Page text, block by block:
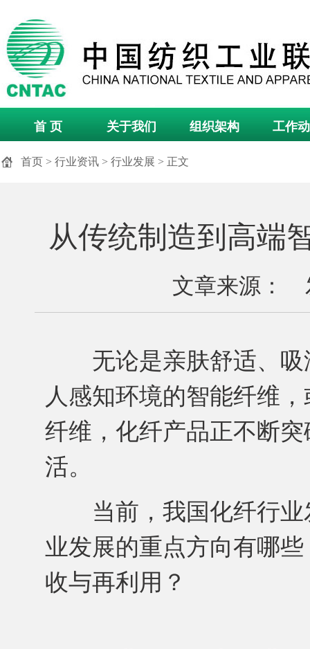
首 页 关于我们 组织架构 工作
首页 > 行业资讯 > 行业发展 > 正文
从传统制造到高端
文章来源：
无论是亲肤舒适、吸
人感知环境的智能纤维
纤维，化纤产品正不断
活。
当前，我国化纤行业
业发展的重点方向有哪
收与再利用？